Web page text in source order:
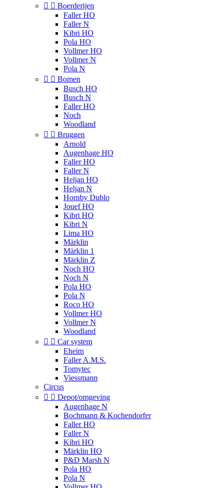
  Boerderijen
Faller HO
Faller N
Kibri HO
Pola HO
Vollmer HO
Vollmer N
Pola N
  Bomen
Busch HO
Busch N
Faller HO
Noch
Woodland
  Bruggen
Arnold
Augenhage HO
Faller HO
Faller N
Heljan HO
Heljan N
Hornby Dublo
Jouef HO
Kibri HO
Kibri N
Lima HO
Märklin
Märklin 1
Märklin Z
Noch HO
Noch N
Pola HO
Pola N
Roco HO
Vollmer HO
Vollmer N
Woodland
  Car system
Eheim
Faller A.M.S.
Tomytec
Viessmann
Circus
  Depot/omgeving
Augenhage N
Bochmann & Kochendorfer
Faller HO
Faller N
Kibri HO
Märklin HO
P&D Marsh N
Pola HO
Pola N